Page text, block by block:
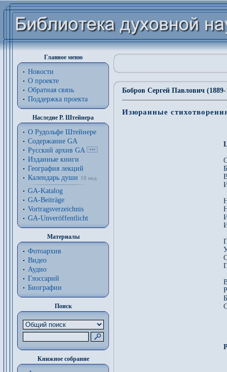
Главное меню
Новости
О проекте
Обратная связь
Поддержка проекта
Наследие Р. Штейнера
О Рудольфе Штейнере
Содержание GA
Русский архив GA
Изданные книги
География лекций
Календарь души
18 нед.
GA-Katalog
GA-Beiträge
Vortragsverzeichnis
GA-Unveröffentlicht
Материалы
Фотоархив
Видео
Аудио
Глоссарий
Биографии
Поиск
Книжное собрание
Бобров Сергей Павлович (1889-
Изюранные